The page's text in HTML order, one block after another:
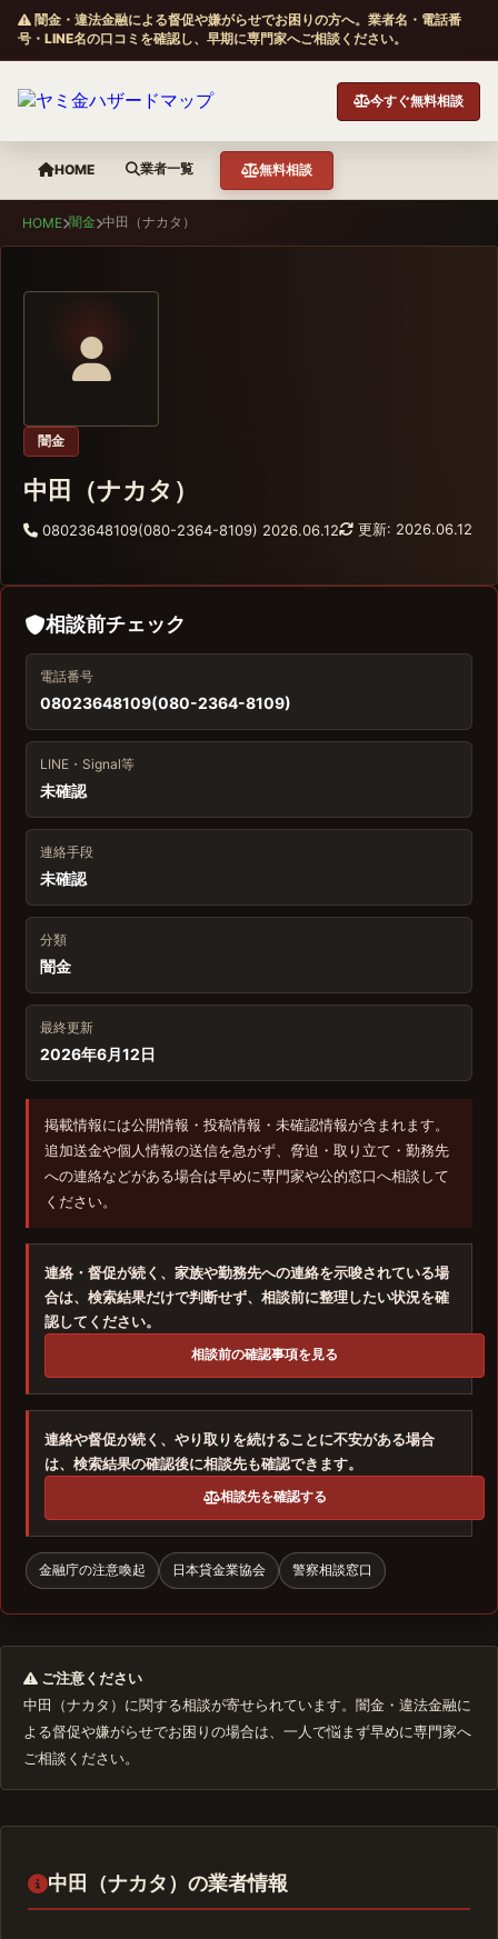
闇金・違法金融による督促や嫌がらせでお困りの方へ。業者名・電話番
号・LINE名の口コミを確認し、早期に専門家へご相談ください。
今すぐ無料相談
HOME 業者一覧 無料相談
HOME 闇金 中田（ナカタ）
闇金
中田（ナカタ）
08023648109(080-2364-8109) 2026.06.12 更新: 2026.06.12
相談前チェック
電話番号
08023648109(080-2364-8109)
LINE・Signal等
未確認
連絡手段
未確認
分類
闇金
最終更新
2026年6月12日
掲載情報には公開情報・投稿情報・未確認情報が含まれます。
追加送金や個人情報の送信を急がず、脅迫・取り立て・勤務先
への連絡などがある場合は早めに専門家や公的窓口へ相談して
ください。
連絡・督促が続く、家族や勤務先への連絡を示唆されている場
合は、検索結果だけで判断せず、相談前に整理したい状況を確
認してください。
相談前の確認事項を見る
連絡や督促が続く、やり取りを続けることに不安がある場合
は、検索結果の確認後に相談先も確認できます。
相談先を確認する
金融庁の注意喚起 日本貸金業協会 警察相談窓口
ご注意ください
中田（ナカタ）に関する相談が寄せられています。闇金・違法金融に
よる督促や嫌がらせでお困りの場合は、一人で悩まず早めに専門家へ
ご相談ください。
中田（ナカタ）の業者情報